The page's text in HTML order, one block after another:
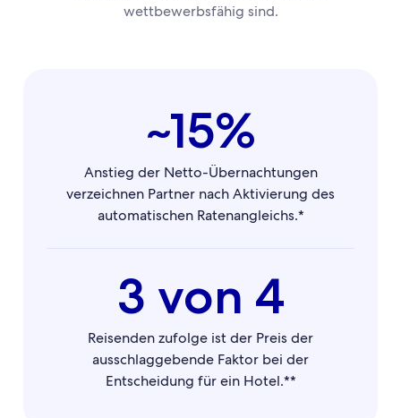
wettbewerbsfähig sind.
~15%
Anstieg der Netto-Übernachtungen
verzeichnen Partner nach Aktivierung des
automatischen Ratenangleichs.*
3 von 4
Reisenden zufolge ist der Preis der
ausschlaggebende Faktor bei der
Entscheidung für ein Hotel.**